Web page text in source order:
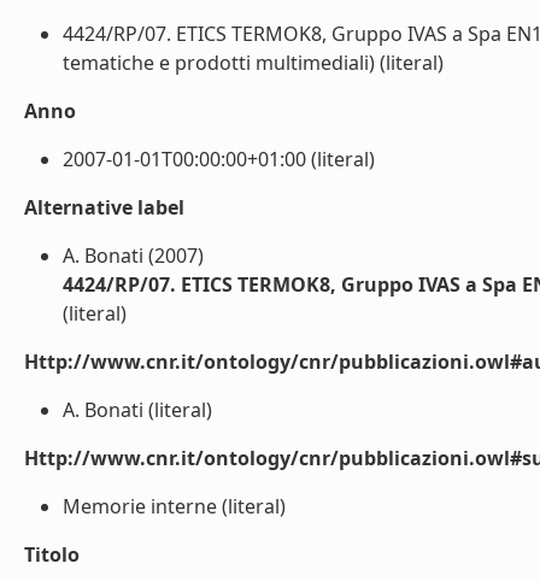
4424/RP/07. ETICS TERMOK8, Gruppo IVAS a
tematiche e prodotti multimediali) (literal)
Anno
2007-01-01T00:00:00+01:00 (literal)
Alternative label
A. Bonati (2007)
4424/RP/07. ETICS TERMOK8, Gruppo IVAS a Spa
(literal)
Http://www.cnr.it/ontology/cnr/
A. Bonati (literal)
Http://www.cnr.it/ontology/cnr/
Memorie interne (literal)
Titolo